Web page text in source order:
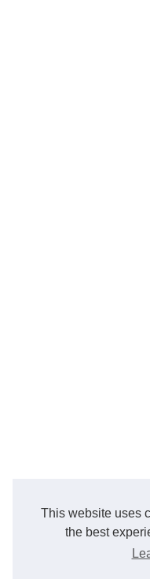
This website uses
the best